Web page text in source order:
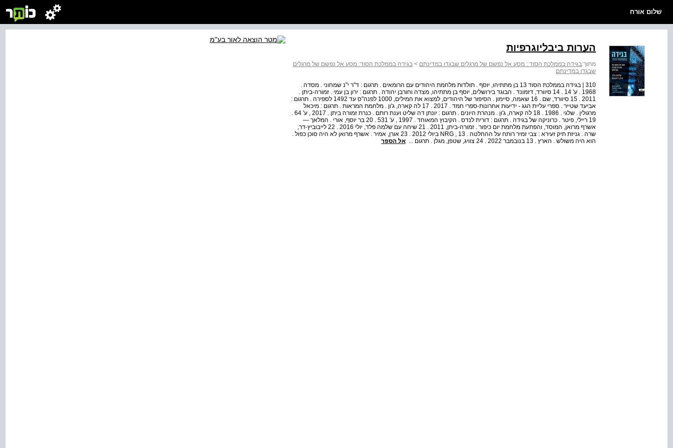
שלום אורח
הערות ביבליוגרפיות
מתוך:בגידה בממלכת הסוד : מסע אל נפשם של מרגלים שבגדו במדינתם > בגידה בממלכת הסוד: מסע אל נפשם של מרגלים
שבגדו במדינתם
310 | בגידה בממלכת הסוד 13 בן מתתיהו, יוסף . תולדות מלחמת היהודים עם הרומאים . תרגום : ד"ר י"נ שמחוני . מסדה .
1968 . ע' 14 . 14 סיוורד, דזמונד . הבוגד בירושלים, יוסף בן מתתיהו, מצדה וחורבן יהודה . תרגום : ירון בן עמי . זמורה-ביתן .
2011 . 15 סיוורד, שם . 16 שאמה, סיימון . הסיפור של היהודים, למצוא את המילים, 1000 לפנה"ס עד 1492 לספירה . תרגום :
אביעד שטייר . ספרי עליית הגג - ידיעות אחרונות-ספרי חמד . 2017 . 17 לה קארה, ג'ון . מלחמת המראות . תרגום : מיכאל
19 ריילי, פיטר . כרוניקה של בגידה . תרגום : דורית לנדס . הקיבוץ המאוחד . 1997 , ע' 531 . 20 בר יוסף, אורי . המלאך —
אשרף מרואן, המוסד, והפתעת מלחמת יום כיפור . זמורה-ביתן, 2011 . 21 שיחה עם שלמה פלד, יולי 2016 . 22 לייבוביץ-דר,
שרה . גניזת תיק זעירא : צבי זמיר רותח על ההחלטה . NRG , 13 ביולי 2012 . 23 אורן, אמיר . אשרף מרואן לא היה סוכן כפול .
הוא היה משולש . הארץ . 13 בנובמבר 2022 . 24 צוויג, שטפן, מגלן . תרגום ...
אל הספר